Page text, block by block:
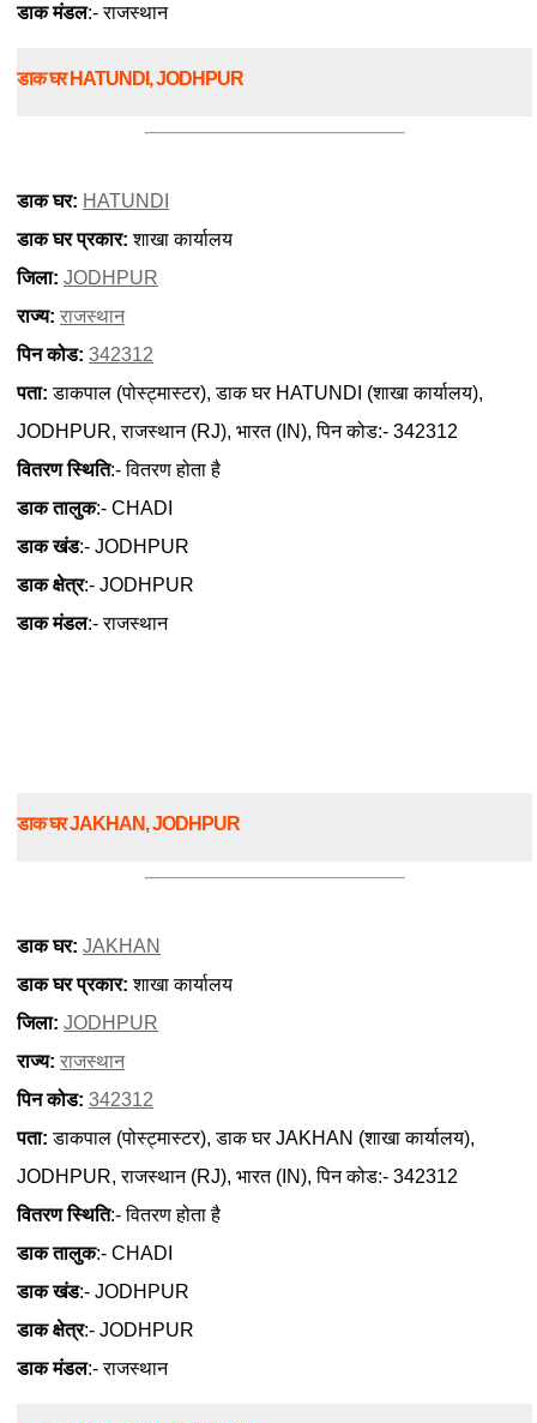
डाक मंडल:- राजस्थान
डाक घर HATUNDI, JODHPUR
डाक घर: HATUNDI
डाक घर प्रकार: शाखा कार्यालय
जिला: JODHPUR
राज्य: राजस्थान
पिन कोड: 342312
पता: डाकपाल (पोस्ट्मास्टर), डाक घर HATUNDI (शाखा कार्यालय),
JODHPUR, राजस्थान (RJ), भारत (IN), पिन कोड:- 342312
वितरण स्थिति:- वितरण होता है
डाक तालुक:- CHADI
डाक खंड:- JODHPUR
डाक क्षेत्र:- JODHPUR
डाक मंडल:- राजस्थान
डाक घर JAKHAN, JODHPUR
डाक घर: JAKHAN
डाक घर प्रकार: शाखा कार्यालय
जिला: JODHPUR
राज्य: राजस्थान
पिन कोड: 342312
पता: डाकपाल (पोस्ट्मास्टर), डाक घर JAKHAN (शाखा कार्यालय),
JODHPUR, राजस्थान (RJ), भारत (IN), पिन कोड:- 342312
वितरण स्थिति:- वितरण होता है
डाक तालुक:- CHADI
डाक खंड:- JODHPUR
डाक क्षेत्र:- JODHPUR
डाक मंडल:- राजस्थान